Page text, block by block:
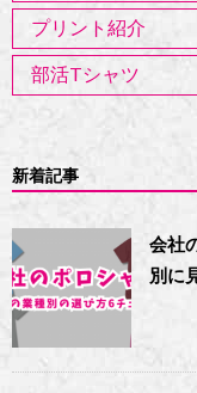
プリント紹介
部活Tシャツ
新着記事
会社
別に